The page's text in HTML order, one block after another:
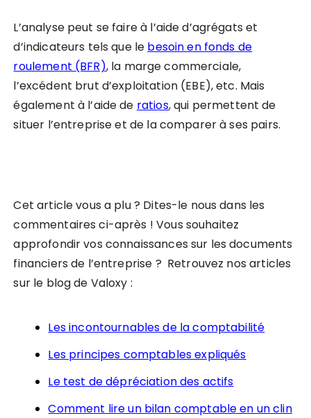
L’analyse peut se faire à l’aide d’agrégats et
d’indicateurs tels que le besoin en fonds de
roulement (BFR), la marge commerciale,
l’excédent brut d’exploitation (EBE), etc. Mais
également à l’aide de ratios, qui permettent de
situer l’entreprise et de la comparer à ses pairs.
Cet article vous a plu ? Dites-le nous dans les
commentaires ci-après ! Vous souhaitez
approfondir vos connaissances sur les documents
financiers de l’entreprise ? Retrouvez nos articles
sur le blog de Valoxy :
Les incontournables de la comptabilité
Les principes comptables expliqués
Le test de dépréciation des actifs
Comment lire un bilan comptable en un clin